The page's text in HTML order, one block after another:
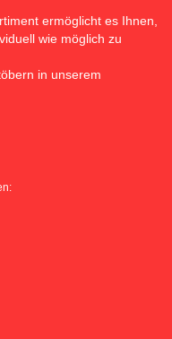
ermöglicht es Ihnen,
wie möglich zu
in unserem